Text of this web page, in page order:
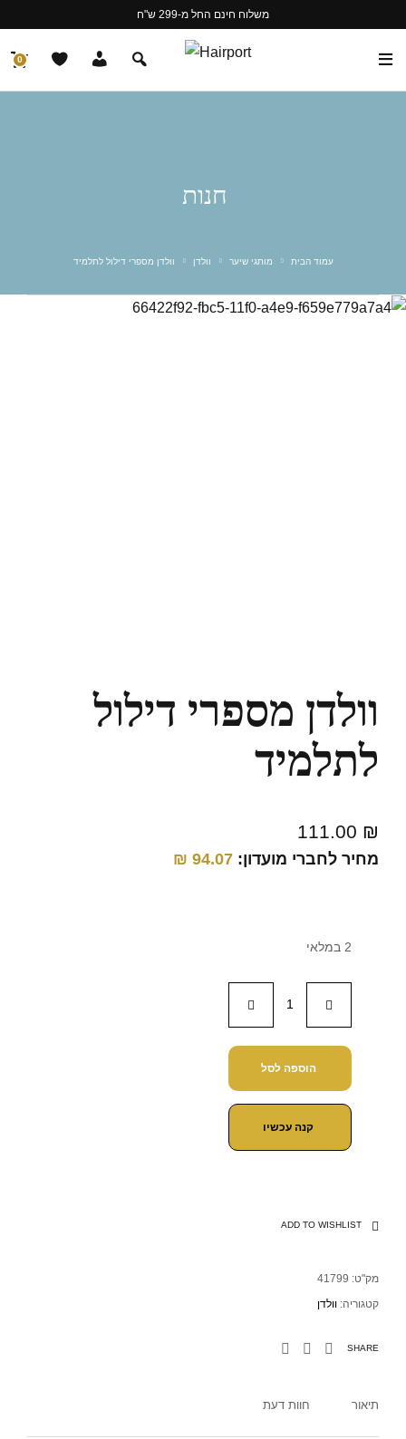
משלוח חינם החל מ-299 ש"ח
0
חנות
עמוד הבית מותגי שיער וולדן וולדן מספרי דילול לתלמיד
וולדן מספרי דילול
לתלמיד
111.00 ₪
מחיר לחברי מועדון: 94.07
₪
2 במלאי
הוספה לסל
קנה עכשיו
ADD TO WISHLIST
מק"ט: 41799
קטגוריה: וולדן
SHARE
תיאור חוות דעת